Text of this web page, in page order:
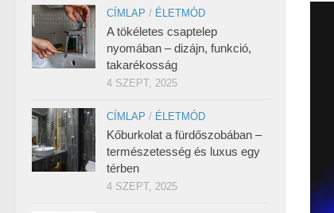
CÍMLAP / ÉLETMÓD
A tökéletes csaptelep
nyomában – dizájn, funkció,
takarékosság
4 SZEPT, 2025
CÍMLAP / ÉLETMÓD
Kőburkolat a fürdőszobában –
természetesség és luxus egy
térben
4 SZEPT, 2025